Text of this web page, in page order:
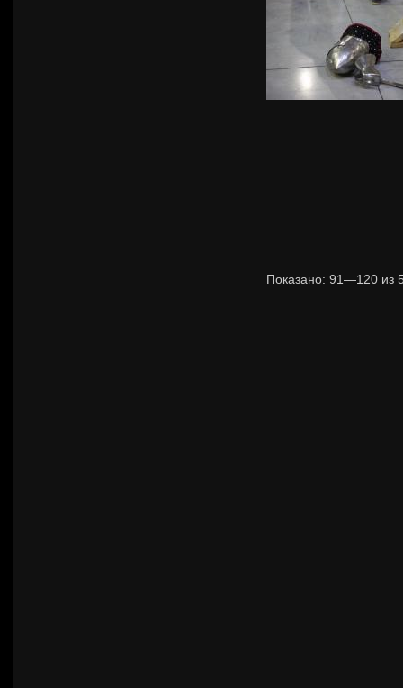
Показано: 91—120 из